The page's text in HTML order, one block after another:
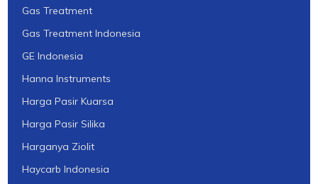
Gas Treatment
Gas Treatment Indonesia
GE Indonesia
Hanna Instruments
Harga Pasir Kuarsa
Harga Pasir Silika
Harganya Ziolit
Haycarb Indonesia